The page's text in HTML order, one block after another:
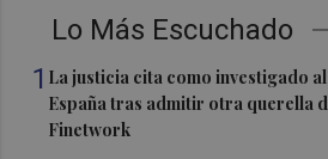
Lo Más Escuchado
1 La justicia cita como investigado
España tras admitir otra querella
Finetwork